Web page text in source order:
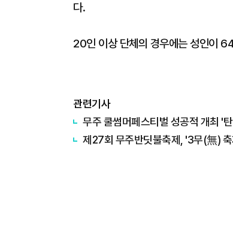
다.
20인 이상 단체의 경우에는 성인이
관련기사
무주 쿨썸머페스티벌 성공적 개최 '
제27회 무주반딧불축제, '3무(無)